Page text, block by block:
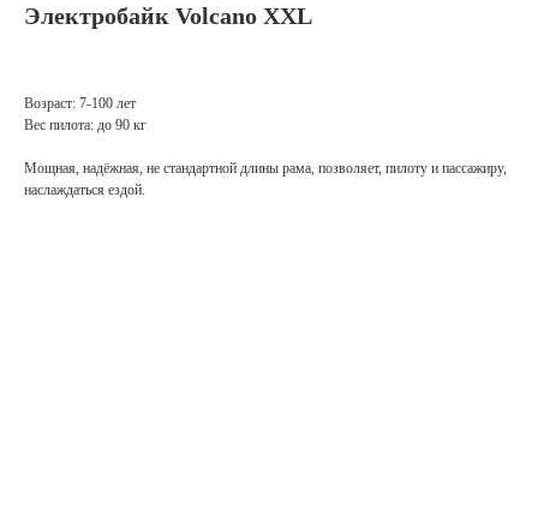
Электробайк Volcano XXL
Возраст: 7-100 лет
Вес пилота: до 90 кг
Мощная, надёжная, не стандартной длины рама, позволяет, пилоту и пассажиру,
наслаждаться ездой.